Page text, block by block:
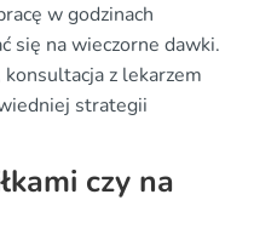
w godzinach
się na wieczorne dawki.
z lekarzem
strategii
czy na